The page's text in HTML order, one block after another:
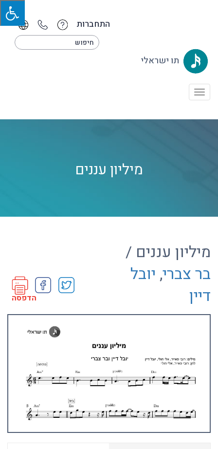
התחברות
תו ישראלי
Toggle
מיליון עננים
מיליון עננים /
בר צברי, יובל
דיין
הדפסה